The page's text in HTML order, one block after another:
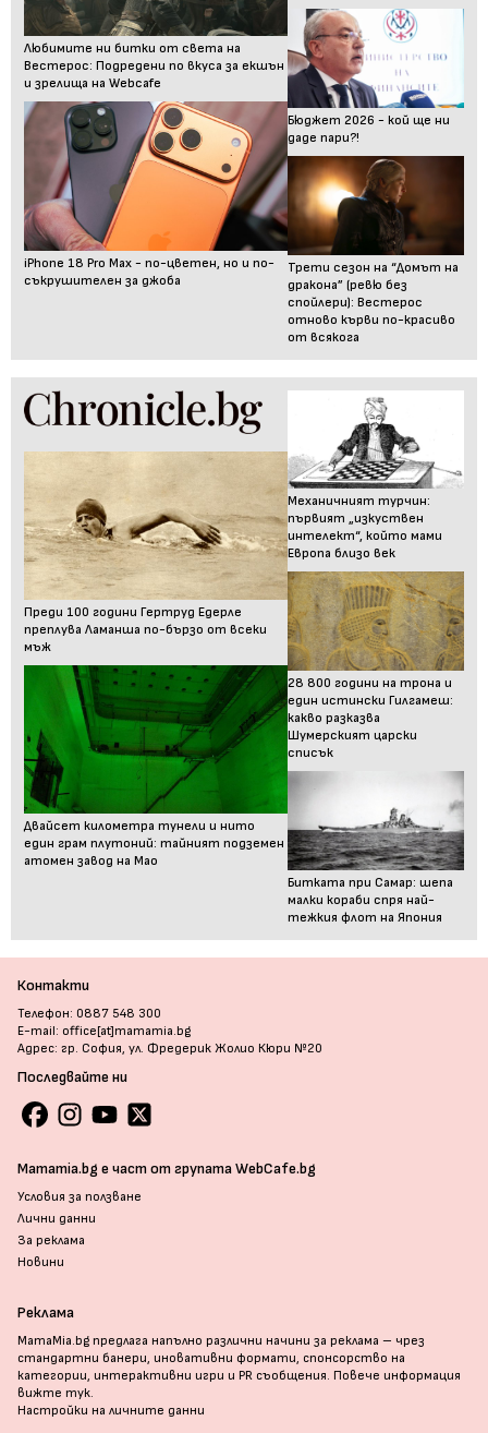
Любимите ни битки от света на
Вестерос: Подредени по вкуса за екшън
и зрелища на Webcafe
iPhone 18 Pro Max - по-цветен, но и по-
съкрушителен за джоба
Бюджет 2026 - кой ще ни
даде пари?!
Трети сезон на “Домът на
дракона” (ревю без
спойлери): Вестерос
отново кърви по-красиво
от всякога
Преди 100 години Гертруд Едерле
преплува Ламанша по-бързо от всеки
мъж
Двайсет километра тунели и нито
един грам плутоний: тайният подземен
атомен завод на Мао
Механичният турчин:
първият „изкуствен
интелект“, който мами
Европа близо век
28 800 години на трона и
един истински Гилгамеш:
какво разказва
Шумерският царски
списък
Битката при Самар: шепа
малки кораби спря най-
тежкия флот на Япония
Контакти
Телефон: 0887 548 300
E-mail: office[at]mamamia.bg
Адрес: гр. София, ул. Фредерик Жолио Кюри №20
Последвайте ни
Mamamia.bg е част от групата WebCafe.bg
Условия за ползване
Лични данни
За реклама
Новини
Реклама
MamaMia.bg предлага напълно различни начини за реклама – чрез
стандартни банери, иновативни формати, спонсорство на
категории, интерактивни игри и PR съобщения. Повече информация
вижте тук.
Настройки на личните данни